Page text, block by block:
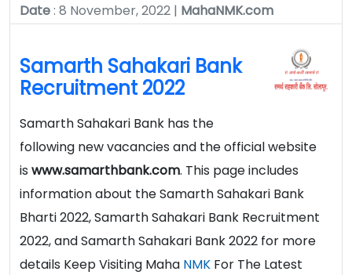
Date: 8 November, 2022 | MahaNMK.com
Samarth Sahakari Bank
Recruitment 2022
Samarth Sahakari Bank has the
following new vacancies and the official website
is www.samarthbank.com. This page includes
information about the Samarth Sahakari Bank
Bharti 2022, Samarth Sahakari Bank Recruitment
2022, and Samarth Sahakari Bank 2022 for more
details Keep Visiting Maha NMK For The Latest